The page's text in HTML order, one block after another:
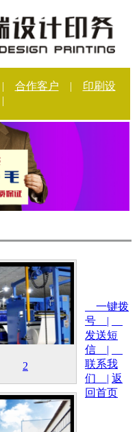
| 合作客户 |
印刷设
|
2
一键拨
号 |
发送短
信 |
联系我
们 | 返
回首页